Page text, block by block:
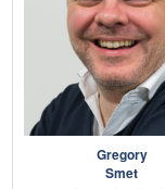
Gregory
Smet